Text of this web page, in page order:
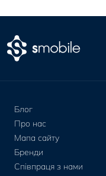
Блог
Про нас
Мапа сайту
Бренди
Співпраця з нами